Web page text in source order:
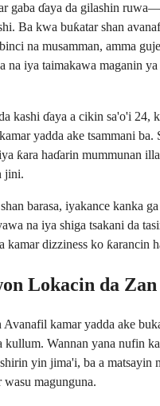
gaba ɗaya da gilashin
Ba kwa buƙatar shan
na musamman, amma
na iya taimakawa maganin
kashi ɗaya a cikin sa'o'i 24,
yadda ake tsammani ba.
ƙara haɗarin mummunan
jini.
barasa, iyakance kanka
na iya shiga tsakani da
kamar dizziness ko ƙarancin
Lokacin da
Avanafil kamar yadda ake
kullum. Wannan yana nufin
yin jima'i, ba a matsayin
magunguna.